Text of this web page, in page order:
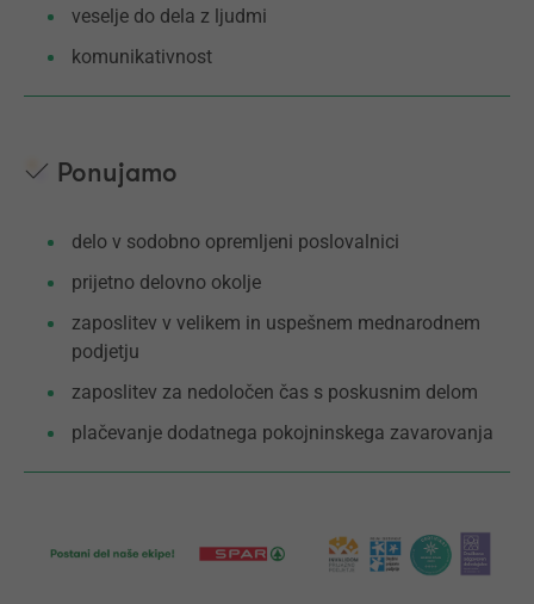
veselje do dela z ljudmi
komunikativnost
Ponujamo
delo v sodobno opremljeni poslovalnici
prijetno delovno okolje
zaposlitev v velikem in uspešnem mednarodnem
podjetju
zaposlitev za nedoločen čas s poskusnim delom
plačevanje dodatnega pokojninskega zavarovanja